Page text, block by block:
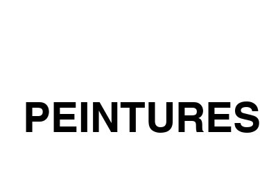
PEINTURES